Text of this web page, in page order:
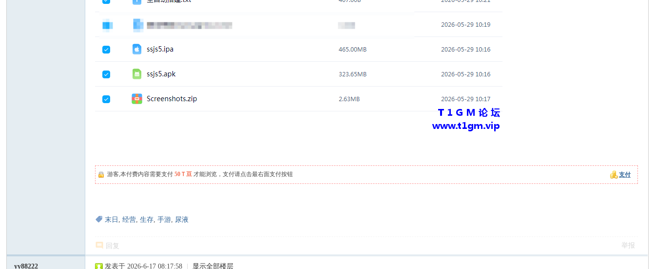
游客,本付费内容需要支付50Ｔ豆 才能浏览，支付请点击最右面支付按钮 支付
末日 ,经营,生存,手游, 尿液
回复 举报
yy88222 发表于 2026-6-17 08:17:58 显示全部楼层